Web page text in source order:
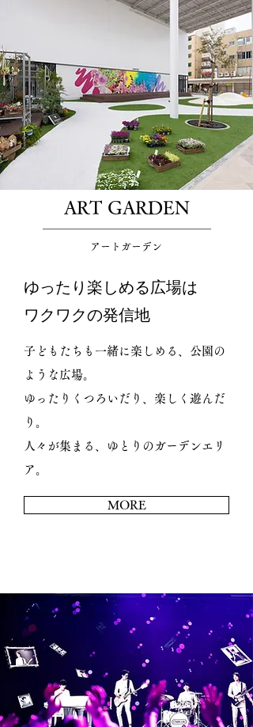
ART GARDEN
アートガーデン
ゆったり楽しめる広場は
ワクワクの発信地
子どもたちも一緒に楽しめる、公園の
ような広場。
ゆったりくつろいだり、楽しく遊んだ
り。
人々が集まる、ゆとりのガーデンエリ
ア。
MORE